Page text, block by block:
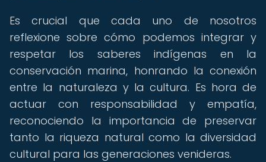
Es crucial que cada uno de nosotros
reflexione sobre cómo podemos integrar y
respetar los saberes indígenas en la
conservación marina, honrando la conexión
entre la naturaleza y la cultura. Es hora de
actuar con responsabilidad y empatía,
reconociendo la importancia de preservar
tanto la riqueza natural como la diversidad
cultural para las generaciones venideras.